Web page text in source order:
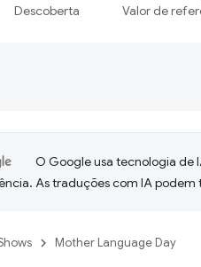
Descoberta Valor de
O Google usa tecnologia de
As traduções com IA podem
Mother Language Day